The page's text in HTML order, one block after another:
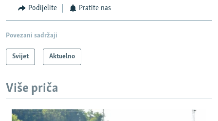
Podijelite Pratite nas
Povezani sadržaji
Svijet Aktuelno
Više priča